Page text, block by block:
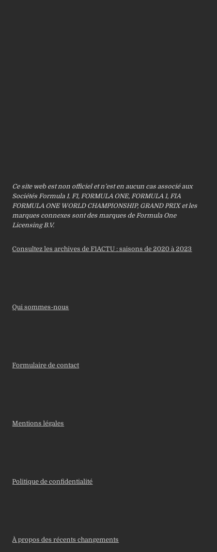
Ce site web est non officiel et n’est en aucun cas associé aux
Sociétés Formula 1. F1, FORMULA ONE, FORMULA 1, FIA
FORMULA ONE WORLD CHAMPIONSHIP, GRAND PRIX et les
marques connexes sont des marques de Formula One
Licensing B.V.
Consultez les archives de F1ACTU : saisons de 2020 à 2023
Qui sommes-nous
Formulaire de contact
Mentions légales
Politique de confidentialité
À propos des récents changements